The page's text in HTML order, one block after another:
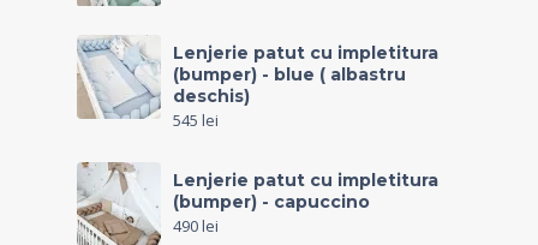
Lenjerie patut cu impletitura
(bumper) - blue ( albastru
deschis)
545 lei
Lenjerie patut cu impletitura
(bumper) - capuccino
490lei